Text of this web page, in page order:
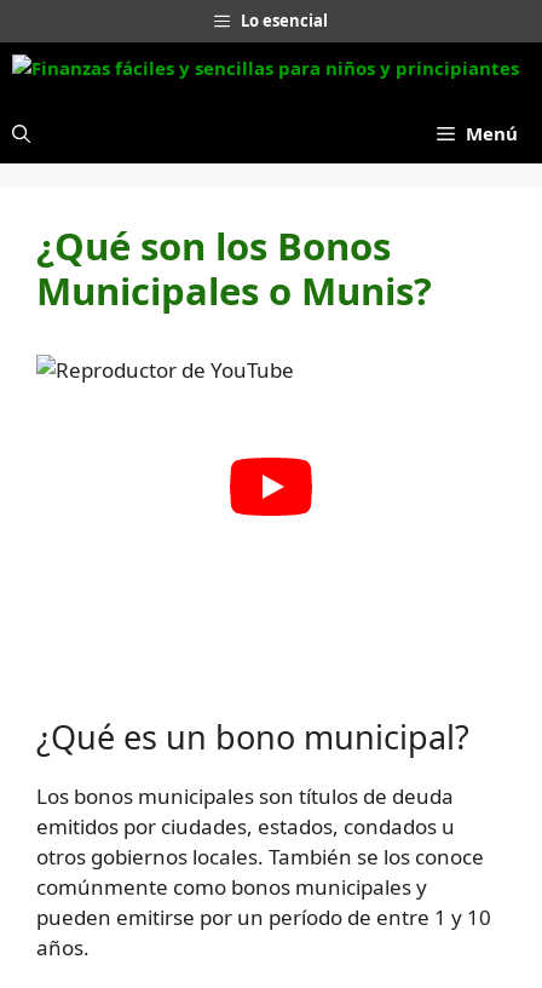
al
contenido
Lo esencial
Menú
¿Qué son los Bonos
Municipales o Munis?
¿Qué es un bono municipal?
Los bonos municipales son títulos de deuda
emitidos por ciudades, estados, condados u
otros gobiernos locales. También se los conoce
comúnmente como bonos municipales y
pueden emitirse por un período de entre 1 y 10
años.